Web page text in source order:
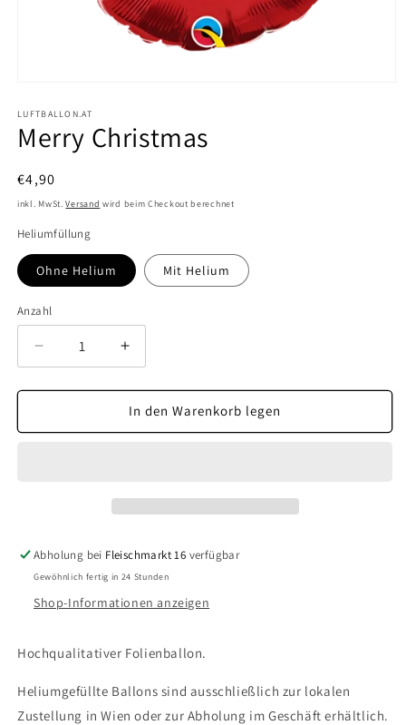
in
Modal
öffnen
LUFTBALLON.AT
Merry Christmas
Normaler
Preis
€4,90
inkl. MwSt.Versand wird beim Checkout berechnet
Heliumfüllung
Ohne Helium Mit Helium
Anzahl
Verringere
die
Menge
Merry
Erhöhe
die
Menge
für
Merry
In den Warenkorb legen
Abholung bei Fleischmarkt 16 verfügbar
Gewöhnlich fertig in 24 Stunden
Shop-Informationen anzeigen
Hochqualitativer Folienballon.
Heliumgefüllte Ballons sind ausschließlich zur lokalen
Zustellung in Wien oder zur Abholung im Geschäft erhältlich.